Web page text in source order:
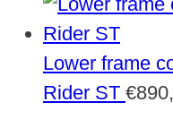
Lower frame
Rider ST €